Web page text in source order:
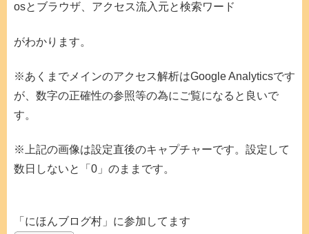
osとブラウザ、アクセス流入元と検索ワード
がわかります。
※あくまでメインのアクセス解析はGoogle Analyticsです
が、数字の正確性の参照等の為にご覧になると良いで
す。
※上記の画像は設定直後のキャプチャーです。設定して
数日しないと「0」のままです。
「にほんブログ村」に参加してます